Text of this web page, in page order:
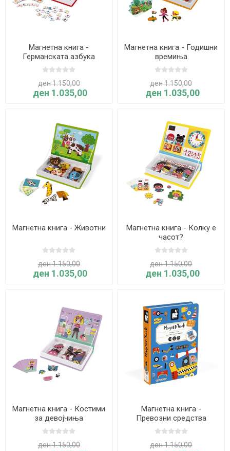
Магнетна книга -
Германската азбука
ден 1.150,00
ден 1.035,00
Магнетна книга - Годишни
времиња
ден 1.150,00
ден 1.035,00
Магнетна книга - Животни
ден 1.150,00
ден 1.035,00
Магнетна книга - Колку е
часот?
ден 1.150,00
ден 1.035,00
Магнетна книга - Костими
за девојчиња
ден 1.150,00
Магнетна книга -
Превозни средства
ден 1.150,00